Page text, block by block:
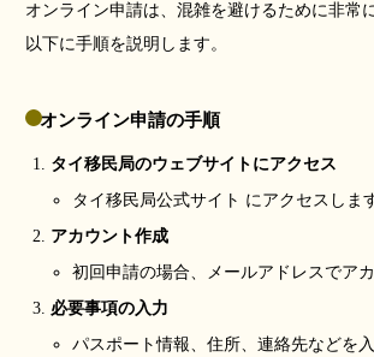
オンライン申請は、混雑を避けるために非常
以下に手順を説明します。
オンライン申請の手順
タイ移民局のウェブサイトにアクセス
タイ移民局公式サイト にアクセスしま
アカウント作成
初回申請の場合、メールアドレスでア
必要事項の入力
パスポート情報、住所、連絡先などを入